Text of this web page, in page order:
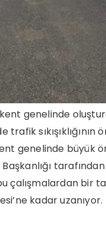
genelinde
trafik
genelinde büyük
bir
kadar uzanıyor.